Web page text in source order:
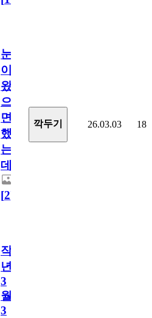
눈
이
왔
으
면
했
는
데...
[2]
깍두기 26.03.03 18
작
년
3
월
3